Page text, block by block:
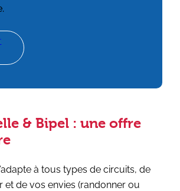
& Bipel : une offre
à tous types de circuits, de
et de vos envies (randonner ou